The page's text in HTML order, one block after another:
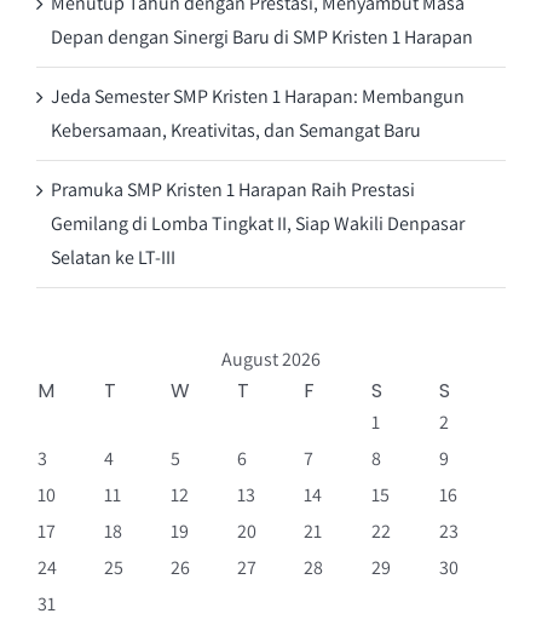
Depan dengan Sinergi Baru di SMP Kristen 1 Harapan
Jeda Semester SMP Kristen 1 Harapan: Membangun
Kebersamaan, Kreativitas, dan Semangat Baru
Pramuka SMP Kristen 1 Harapan Raih Prestasi
Gemilang di Lomba Tingkat II, Siap Wakili Denpasar
Selatan ke LT-III
August 2026
M T W T F S S
1
2
3
4 5 6 7 8
9
10
11 12 13 14 15
16
17
18 19 20 21 22
23
24
25 26 27 28 29
30
31